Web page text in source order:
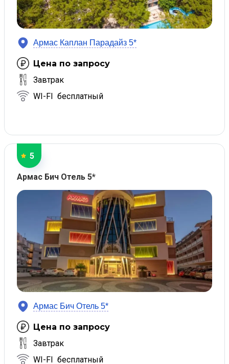
Армас Каплан Парадайз 5*
Цена по запросу
Завтрак
WI-FI бесплатный
5
Армас Бич Отель 5*
Армас Бич Отель 5*
Цена по запросу
Завтрак
WI-FI бесплатный